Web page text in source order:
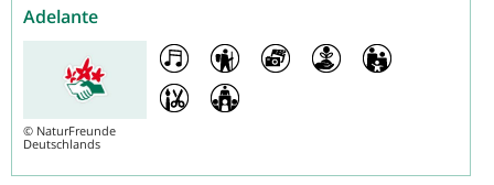
Adelante
© NaturFreunde
Deutschlands